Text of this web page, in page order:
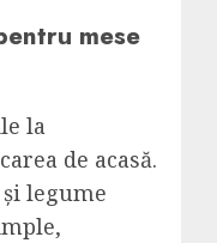
mese
la
de acasă.
legume